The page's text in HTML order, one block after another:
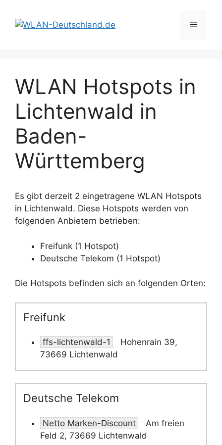
Inhalt
springen
Menü
WLAN Hotspots in
Lichtenwald in
Baden-
Württemberg
Es gibt derzeit 2 eingetragene WLAN Hotspots
in Lichtenwald. Diese Hotspots werden von
folgenden Anbietern betrieben:
Freifunk (1 Hotspot)
Deutsche Telekom (1 Hotspot)
Die Hotspots befinden sich an folgenden Orten:
Freifunk
ffs-lichtenwald-1
Hohenrain 39,
73669 Lichtenwald
Deutsche Telekom
Netto Marken-Discount
Am freien
Feld 2, 73669 Lichtenwald